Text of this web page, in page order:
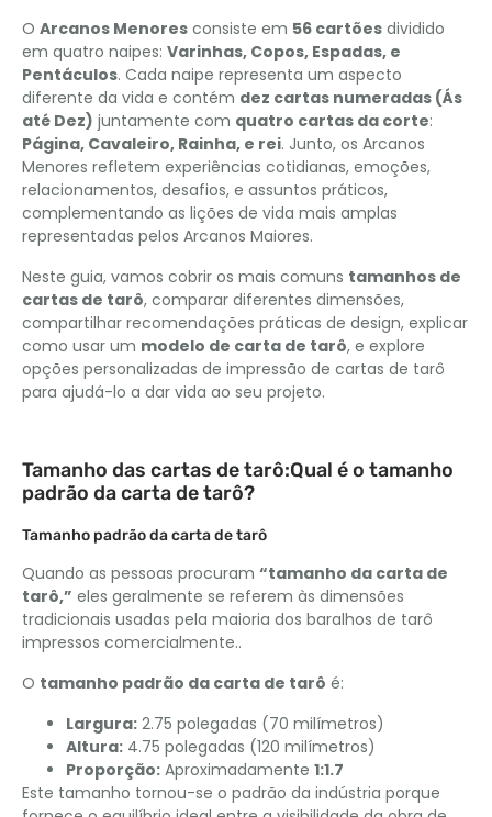
O Arcanos Menores consiste em 56 cartões dividido
em quatro naipes: Varinhas, Copos, Espadas, e
Pentáculos. Cada naipe representa um aspecto
diferente da vida e contém dez cartas numeradas (Ás
até Dez) juntamente com quatro cartas da corte:
Página, Cavaleiro, Rainha, e rei. Junto, os Arcanos
Menores refletem experiências cotidianas, emoções,
relacionamentos, desafios, e assuntos práticos,
complementando as lições de vida mais amplas
representadas pelos Arcanos Maiores.
Neste guia, vamos cobrir os mais comuns tamanhos de
cartas de tarô, comparar diferentes dimensões,
compartilhar recomendações práticas de design, explicar
como usar um modelo de carta de tarô, e explore
opções personalizadas de impressão de cartas de tarô
para ajudá-lo a dar vida ao seu projeto.
Tamanho das cartas de tarô:Qual é o tamanho
padrão da carta de tarô?
Tamanho padrão da carta de tarô
Quando as pessoas procuram “tamanho da carta de
tarô,” eles geralmente se referem às dimensões
tradicionais usadas pela maioria dos baralhos de tarô
impressos comercialmente..
O tamanho padrão da carta de tarô é:
Largura: 2.75 polegadas (70 milímetros)
Altura: 4.75 polegadas (120 milímetros)
Proporção: Aproximadamente 1:1.7
Este tamanho tornou-se o padrão da indústria porque